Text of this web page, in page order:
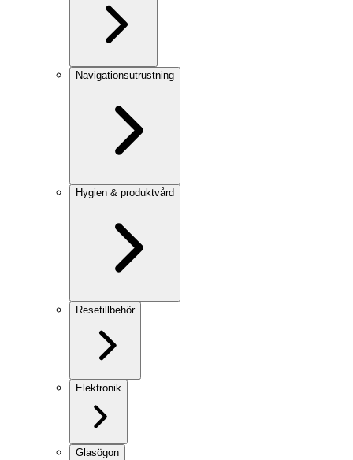
Navigationsutrustning
Hygien & produktvård
Resetillbehör
Elektronik
Glasögon